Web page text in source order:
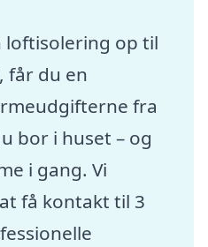
loftisolering op til
får du en
fra
bor i huset – og
i gang. Vi
få kontakt til 3